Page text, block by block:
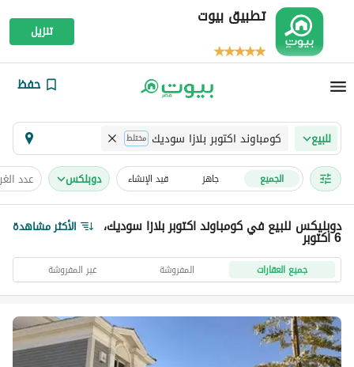
تطبيق بيوت
تنزيل
حفظ
للبيع كومباوند اكتوبر بلازا سوديك مختلط
الجميع جاهز قيد الإنشاء دوبلكس عدد
دوبليكس للبيع في كومباوند اكتوبر بلازا سوديك،
6 اكتوبر الأكثر مشاهدة
جميع العقارات المفروشة غير المفروشة